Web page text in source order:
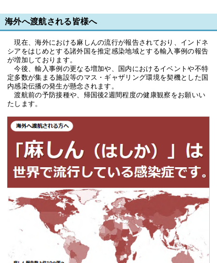
海外へ渡航される皆様へ
現在、海外における麻しんの流行が報告されており、インドネ
シアをはじめとする諸外国を推定感染地域とする輸入事例の報告
が増加しております。
今後、輸入事例の更なる増加や、国内におけるイベントや不特
定多数が集まる施設等のマス・ギャザリング環境を契機とした国
内感染伝播の発生が懸念されます。
渡航前の予防接種や、帰国後2週間程度の健康観察をお願いい
たします。